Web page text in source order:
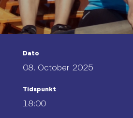
Dato
08. October 2025
Tidspunkt
18:00